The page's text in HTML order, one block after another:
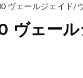
ヴェールジェイド/
ヴェー